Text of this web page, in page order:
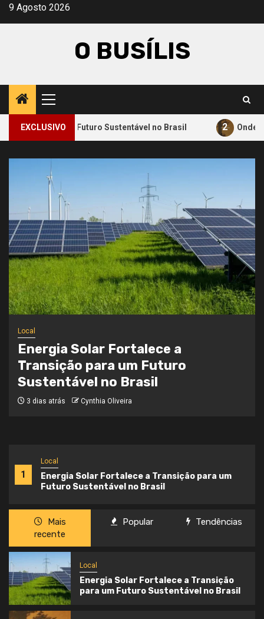
Avançar
9 Agosto 2026
O BUSÍLIS
Menu
principal
EXCLUSIVO
um Futuro Sustentável no Brasil 2 Onde a
1
Local
Energia Solar Fortalece a Transição para um
Futuro Sustentável no Brasil
Local
Onde a Informação Encontra o Seu
Caminho
3 semanas atrás Cynthia Oliveira
Mais
recente
Popular Tendências
Local
Energia Solar Fortalece a Transição
para um Futuro Sustentável no Brasil